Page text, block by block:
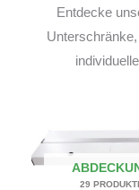
Entdecke
29